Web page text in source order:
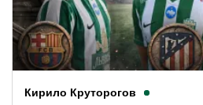
Кирило Круторогов